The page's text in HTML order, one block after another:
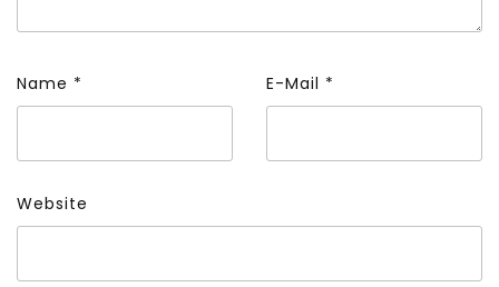
Name * E-Mail *
Website